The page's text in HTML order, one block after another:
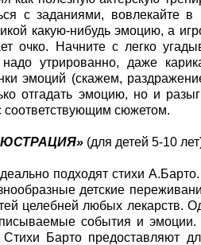
с заданиями, вовлекайте
какую-нибудь эмоцию, а
очко. Начните с легко
утрированно, даже
эмоций (скажем,
отгадать эмоцию, но и
сюжетом.
(для детей 5-10
подходят стихи
детские
целебней любых лекарств.
события и эмоции.
Стихи Барто предоставляют